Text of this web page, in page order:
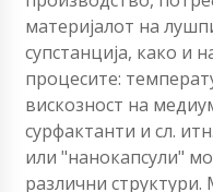
материјалот на
супстанција, како и
процесите:
вискозност на
сурфактанти и сл.
или "нанокапсули"
различни